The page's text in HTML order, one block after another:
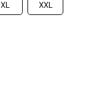
XL XXL